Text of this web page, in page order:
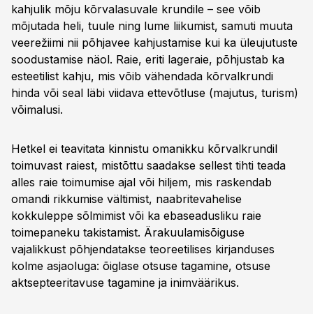
kahjulik mõju kõrvalasuvale krundile – see võib
mõjutada heli, tuule ning lume liikumist, samuti muuta
veerežiimi nii põhjavee kahjustamise kui ka üleujutuste
soodustamise näol. Raie, eriti lageraie, põhjustab ka
esteetilist kahju, mis võib vähendada kõrvalkrundi
hinda või seal läbi viidava ettevõtluse (majutus, turism)
võimalusi.
Hetkel ei teavitata kinnistu omanikku kõrvalkrundil
toimuvast raiest, mistõttu saadakse sellest tihti teada
alles raie toimumise ajal või hiljem, mis raskendab
omandi rikkumise vältimist, naabritevahelise
kokkuleppe sõlmimist või ka ebaseadusliku raie
toimepaneku takistamist. Ärakuulamisõiguse
vajalikkust põhjendatakse teoreetilises kirjanduses
kolme asjaoluga: õiglase otsuse tagamine, otsuse
aktsepteeritavuse tagamine ja inimväärikus.